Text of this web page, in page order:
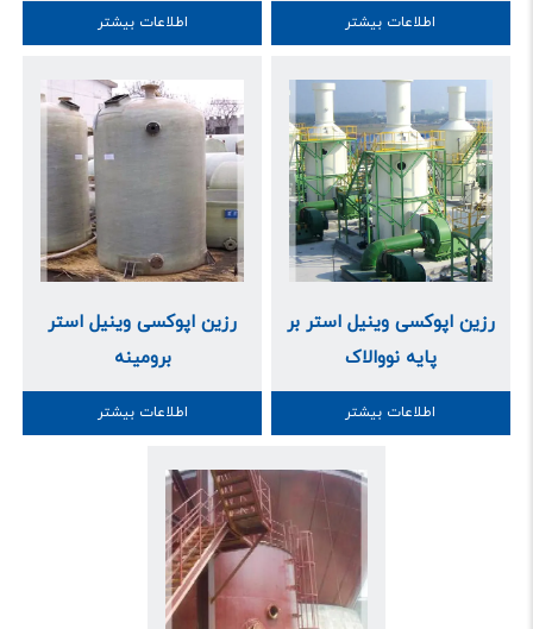
اطلاعات بیشتر اطلاعات بیشتر
رزین اپوکسی وینیل استر بر
پایه نووالاک
اطلاعات بیشتر
رزین اپوکسی وینیل استر
برومینه
اطلاعات بیشتر